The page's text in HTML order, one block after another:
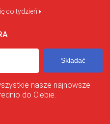
co tydzień
Składać
nasze najnowsze
do Ciebie.